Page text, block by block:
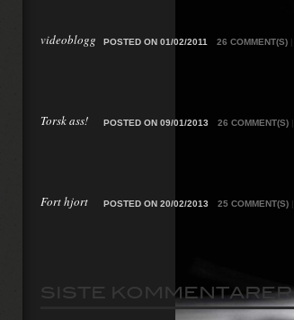
videoblogg 26 COMMENT(S) |
POSTED ON 01/02/2011
Torsk ass! 26 COMMENT(S) |
POSTED ON 09/01/2013
Fort hjort 25 COMMENT(S) |
POSTED ON 20/02/2013
SISTE KOMMENTARER